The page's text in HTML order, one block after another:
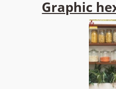
Graphic